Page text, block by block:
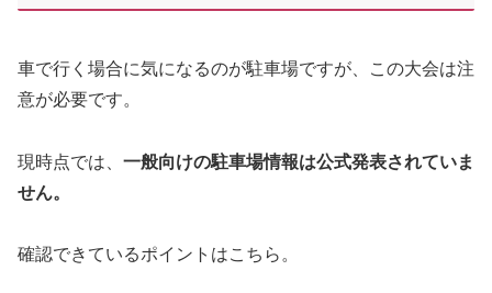
車で行く場合に気になるのが駐車場ですが、この大会は注
意が必要です。
現時点では、 一般向けの駐車場情報は公式発表されていま
せん。
確認できているポイントはこちら。